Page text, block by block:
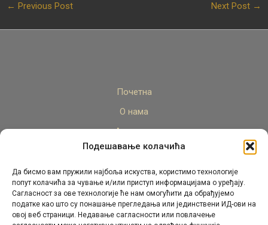
Подешавање колачића
Да бисмо вам пружили најбоља искуства, користимо технологије
попут колачића за чување и/или приступ информацијама о уређају.
Сагласност за ове технологије ће нам омогућити да обрађујемо
податке као што су понашање прегледања или јединствени ИД-ови на
овој веб страници. Недавање сагласности или повлачење
← Previous Post Next Post →
Почетна
О нама
Актуелно
Стручни кадар
Пројекти
Архива
Контакт